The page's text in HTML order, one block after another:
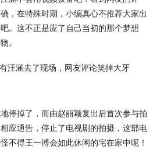
，在特殊时期，小编真心不推荐大家出
。这不正是应了自己当初的那个梦想
。
停掉了，而由赵丽颖复出后首次参与拍
应通告，停止了电视剧的拍摄，这部电
不得王一博会如此休闲的宅在家中呢！